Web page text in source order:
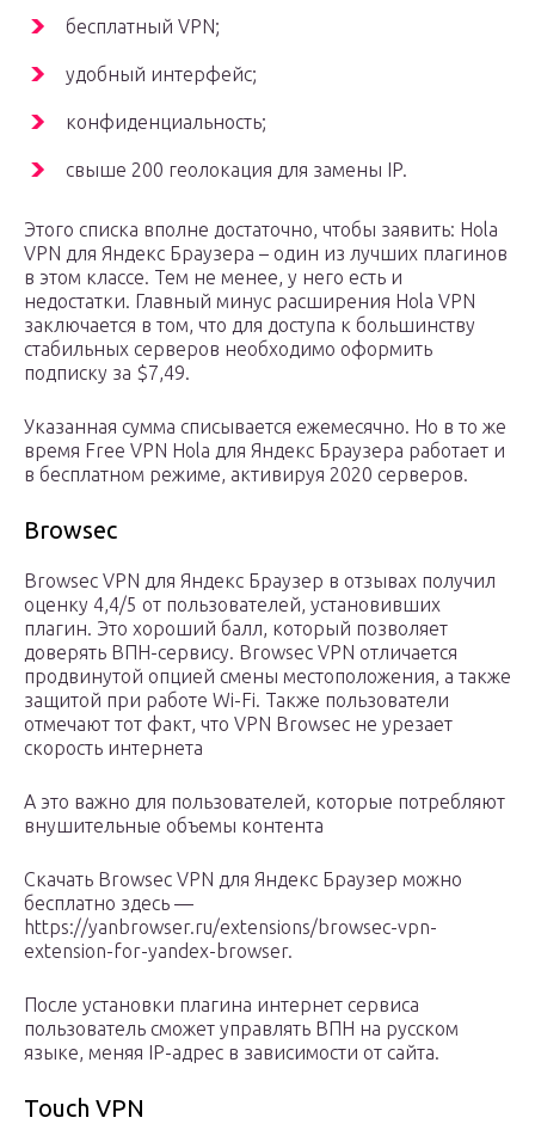
бесплатный VPN;
удобный интерфейс;
конфиденциальность;
свыше 200 геолокация для замены IP.
Этого списка вполне достаточно, чтобы заявить: Hola
VPN для Яндекс Браузера – один из лучших плагинов
в этом классе. Тем не менее, у него есть и
недостатки. Главный минус расширения Hola VPN
заключается в том, что для доступа к большинству
стабильных серверов необходимо оформить
подписку за $7,49.
Указанная сумма списывается ежемесячно. Но в то же
время Free VPN Hola для Яндекс Браузера работает и
в бесплатном режиме, активируя 2020 серверов.
Browsec
Browsec VPN для Яндекс Браузер в отзывах получил
оценку 4,4/5 от пользователей, установивших
плагин. Это хороший балл, который позволяет
доверять ВПН-сервису. Browsec VPN отличается
продвинутой опцией смены местоположения, а также
защитой при работе Wi-Fi. Также пользователи
отмечают тот факт, что VPN Browsec не урезает
скорость интернета
А это важно для пользователей, которые потребляют
внушительные объемы контента
Скачать Browsec VPN для Яндекс Браузер можно
бесплатно здесь —
https://yanbrowser.ru/extensions/browsec-vpn-
extension-for-yandex-browser.
После установки плагина интернет сервиса
пользователь сможет управлять ВПН на русском
языке, меняя IP-адрес в зависимости от сайта.
Touch VPN